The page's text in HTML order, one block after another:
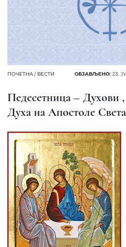
ПОЧЕТНА / ВЕСТИ ОБЈАВЉЕНО: 23.
Педесетница – Духови
Духа на Апостоле